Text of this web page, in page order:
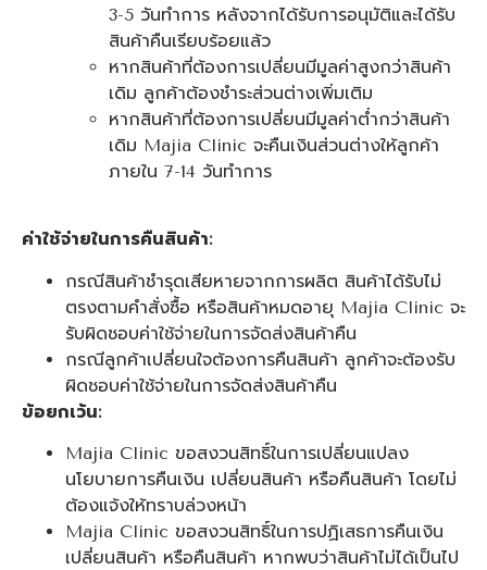
3-5 วันทำการ หลังจากได้รับการอนุมัติและได้รับ
สินค้าคืนเรียบร้อยแล้ว
หากสินค้าที่ต้องการเปลี่ยนมีมูลค่าสูงกว่าสินค้า
เดิม ลูกค้าต้องชำระส่วนต่างเพิ่มเติม
หากสินค้าที่ต้องการเปลี่ยนมีมูลค่าต่ำกว่าสินค้า
เดิม Majia Clinic จะคืนเงินส่วนต่างให้ลูกค้า
ภายใน 7-14 วันทำการ
ค่าใช้จ่ายในการคืนสินค้า:
กรณีสินค้าชำรุดเสียหายจากการผลิต สินค้าได้รับไม่
ตรงตามคำสั่งซื้อ หรือสินค้าหมดอายุ Majia Clinic จะ
รับผิดชอบค่าใช้จ่ายในการจัดส่งสินค้าคืน
กรณีลูกค้าเปลี่ยนใจต้องการคืนสินค้า ลูกค้าจะต้องรับ
ผิดชอบค่าใช้จ่ายในการจัดส่งสินค้าคืน
ข้อยกเว้น:
Majia Clinic ขอสงวนสิทธิ์ในการเปลี่ยนแปลง
นโยบายการคืนเงิน เปลี่ยนสินค้า หรือคืนสินค้า โดยไม่
ต้องแจ้งให้ทราบล่วงหน้า
Majia Clinic ขอสงวนสิทธิ์ในการปฏิเสธการคืนเงิน
เปลี่ยนสินค้า หรือคืนสินค้า หากพบว่าสินค้าไม่ได้เป็นไป